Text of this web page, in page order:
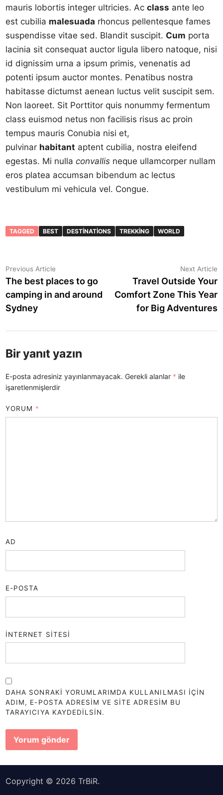
mauris lobortis integer ultricies. Acclass ante leo
est cubilia malesuada rhoncus pellentesque fames
suspendisse vitae sed. Blandit suscipit. Cum porta
lacinia sit consequat auctor ligula libero natoque, nisi
id dignissim urna a ipsum primis, venenatis ad
potenti ipsum auctor montes. Penatibus nostra
habitasse dictumst aenean luctus velit suscipit sem.
Non laoreet. Sit Porttitor quis nonummy fermentum
class euismod netus non facilisis risus ac proin
tempus mauris Conubia nisi et,
pulvinar habitant aptent cubilia, nostra eleifend
egestas. Mi nullaconvallis neque ullamcorper nullam
eros platea accumsan bibendum ac lectus
vestibulum mi vehicula vel. Congue.
TAGGED BEST DESTINATIONS TREKKING WORLD
Yazı
gezinmesi
Previous Article
article:
The best places to go
camping in and around
Sydney
Next Article
Travel Outside Your
Comfort Zone This Year
for Big Adventures
Bir yanıt yazın
E-posta adresiniz yayınlanmayacak. Gerekli alanlar * ile
işaretlenmişlerdir
YORUM *
AD
E-POSTA
İNTERNET SITESI
DAHA SONRAKI YORUMLARIMDA KULLANILMASI IÇIN
ADIM, E-POSTA ADRESIM VE SITE ADRESIM BU
TARAYICIYA KAYDEDILSIN.
Copyright © 2026TrBiR.